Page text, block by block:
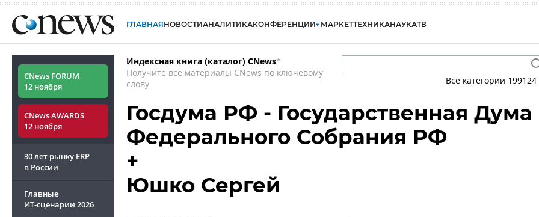
ГЛАВНАЯНОВОСТИАНАЛИТИКАКОНФЕРЕНЦИИ МАРКЕТТЕХНИКАНАУКАТВ
CNews FORUM
12 ноября
CNews AWARDS
12 ноября
30 лет рынку ERP
в России
Главные
ИТ-сценарии 2026
Индексная книга (каталог) CNews*
Получите все материалы CNews по ключевому
слову
Все категории 199124
Госдума РФ - Государственная Дума
Федерального Собрания РФ
+
Юшко Сергей